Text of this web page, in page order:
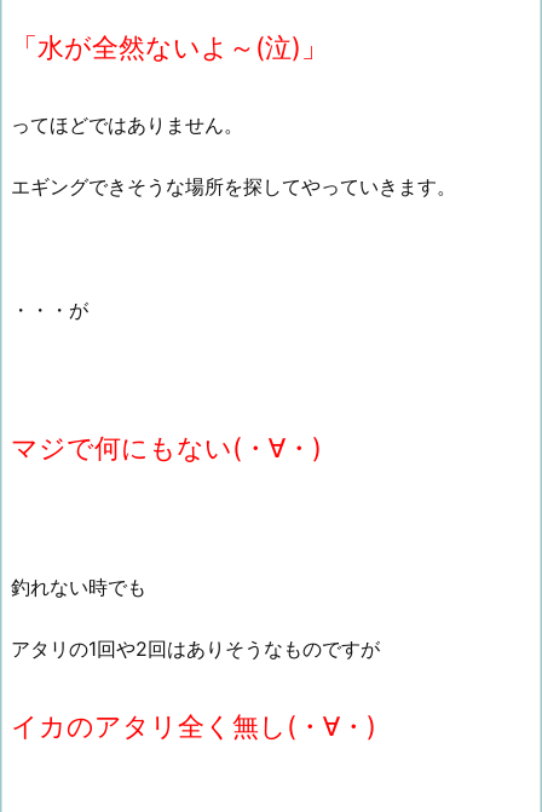
「水が全然ないよ～(泣)」
ってほどではありません。
エギングできそうな場所を探してやっていきます。
・・・が
マジで何にもない(・∀・)
釣れない時でも
アタリの1回や2回はありそうなものですが
イカのアタリ全く無し(・∀・)